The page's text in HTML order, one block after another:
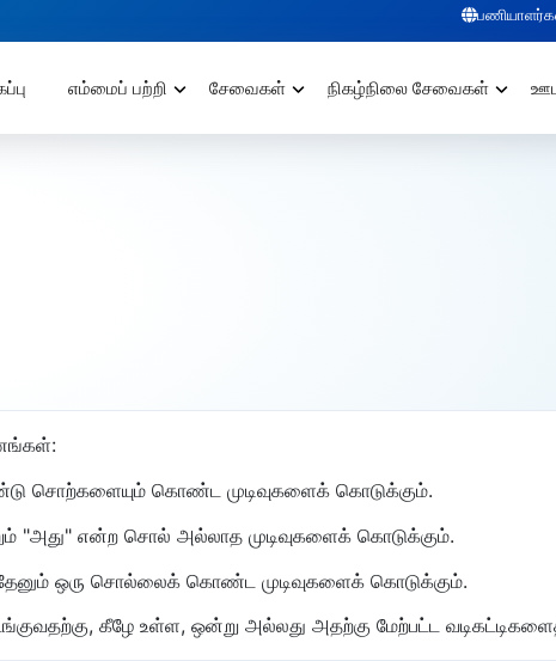
எம்மைப் பற்றி சேவைகள் நிகழ்நிலை சேவைகள்
சொற்களையும் கொண்ட முடிவுகளைக் கொடுக்கும்.
"அது" என்ற சொல் அல்லாத முடிவுகளைக் கொடுக்கும்.
ஒரு சொல்லைக் கொண்ட முடிவுகளைக் கொடுக்கும்.
கீழே உள்ள, ஒன்று அல்லது அதற்கு மேற்பட்ட